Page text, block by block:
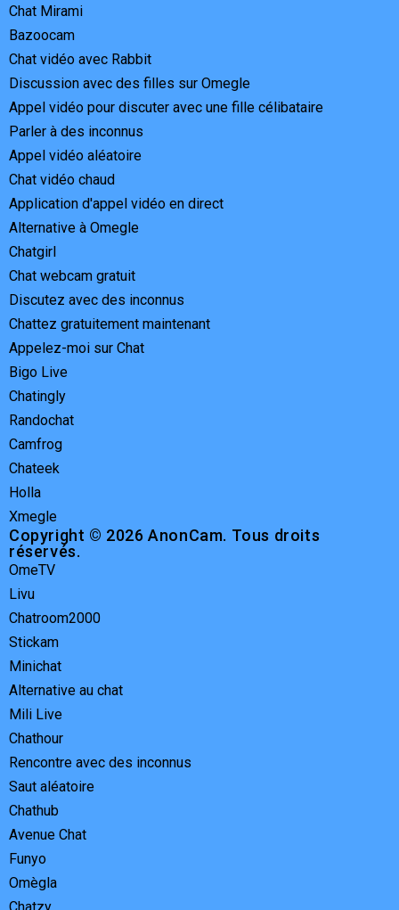
Chat Mirami
Bazoocam
Chat vidéo avec Rabbit
Discussion avec des filles sur Omegle
Appel vidéo pour discuter avec une fille célibataire
Parler à des inconnus
Appel vidéo aléatoire
Chat vidéo chaud
Application d'appel vidéo en direct
Alternative à Omegle
Chatgirl
Chat webcam gratuit
Discutez avec des inconnus
Chattez gratuitement maintenant
Appelez-moi sur Chat
Bigo Live
Chatingly
Randochat
Camfrog
Chateek
Holla
Xmegle
Copyright © 2026 AnonCam. Tous droits
réservés.
OmeTV
Livu
Chatroom2000
Stickam
Minichat
Alternative au chat
Mili Live
Chathour
Rencontre avec des inconnus
Saut aléatoire
Chathub
Avenue Chat
Funyo
Omègla
Chatzy